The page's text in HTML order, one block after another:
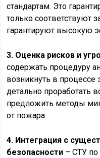
стандартам. Это
только соответствуют
гарантируют высокую
3. Оценка рисков и
содержать процедуру
возникнуть в процессе
детально проработать
предложить методы
от пожара.
4. Интеграция с
безопасности – СТУ по